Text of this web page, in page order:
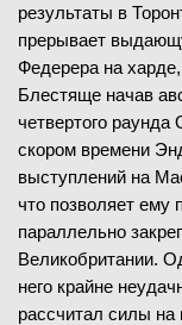
результаты в
прерывает
Федерера на
Блестяще начав
четвертого раунда
скором времени
выступлений на
что позволяет ему
параллельно
Великобритании.
него крайне
рассчитал силы на